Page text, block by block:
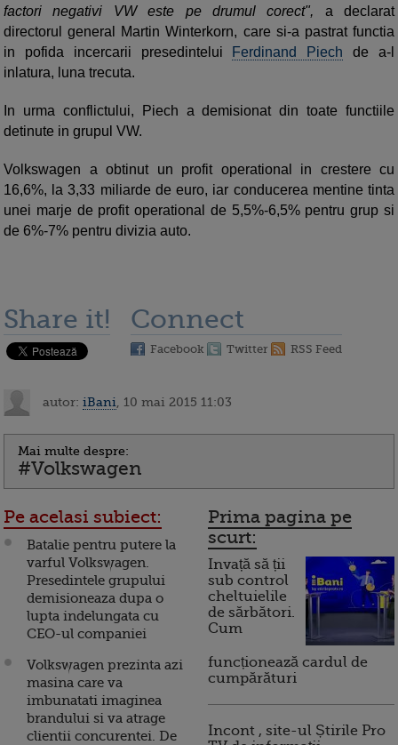
factori negativi VW este pe drumul corect", a declarat
directorul general Martin Winterkorn, care si-a pastrat functia
in pofida incercarii presedintelui
Ferdinand Piech de a-l
inlatura, luna trecuta.
In urma conflictului, Piech a demisionat din toate functiile
detinute in grupul VW.
Volkswagen a obtinut un profit operational in crestere cu
16,6%, la 3,33 miliarde de euro, iar conducerea mentine tinta
unei marje de profit operational de 5,5%-6,5% pentru grup si
de 6%-7% pentru divizia auto.
Share it! Connect
Facebook Twitter RSS Feed
autor: iBani , 10 mai 2015 11:03
Mai multe despre:
#Volkswagen
Pe acelasi subiect:
Batalie pentru putere la
varful Volkswagen.
Presedintele grupului
demisioneaza dupa o
lupta indelungata cu
CEO-ul companiei
Volkswagen prezinta azi
masina care va
imbunatati imaginea
brandului si va atrage
clientii concurentei. De
Prima pagina pe
scurt:
Invață să ții
sub control
cheltuielile
de sărbători.
Cum
funcționează cardul de
cumpărături
Incont , site-ul Știrile Pro